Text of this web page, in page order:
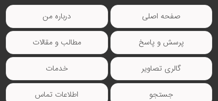
صفحه اصلی درباره من
پرسش و پاسخ مطالب و مقالات
گالری تصاویر خدمات
جستجو اطلاعات تماس